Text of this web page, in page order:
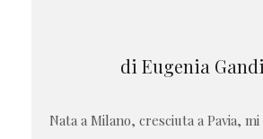
di Eugenia
Nata a Milano, cresciuta a Pavia,